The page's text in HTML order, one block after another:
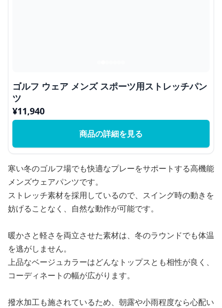
ゴルフ ウェア メンズ スポーツ用ストレッチパン
ツ
¥11,940
商品の詳細を見る
寒い冬のゴルフ場でも快適なプレーをサポートする高機能
メンズウェアパンツです。
ストレッチ素材を採用しているので、スイング時の動きを
妨げることなく、自然な動作が可能です。
暖かさと軽さを両立させた素材は、冬のラウンドでも体温
を逃がしません。
上品なベージュカラーはどんなトップスとも相性が良く、
コーディネートの幅が広がります。
撥水加工も施されているため、朝露や小雨程度なら心配い